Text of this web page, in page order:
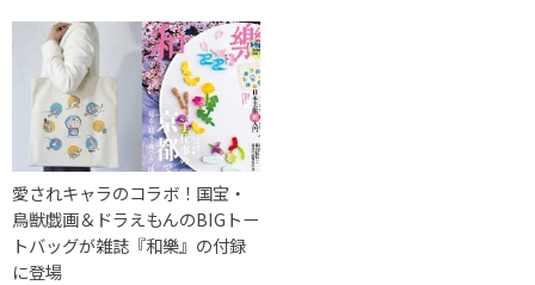
愛されキャラのコラボ！国宝・
鳥獣戯画＆ドラえもんのBIGトー
トバッグが雑誌『和樂』の付録
に登場